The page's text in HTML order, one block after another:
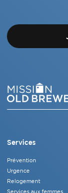
Services
Prévention
Urgence
Relogement